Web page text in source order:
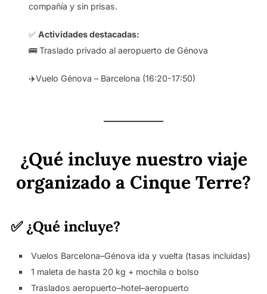
compañía y sin prisas.
✅ Actividades destacadas:
🚌 Traslado privado al aeropuerto de Génova
✈️Vuelo Génova – Barcelona (16:20-17:50)
¿Qué incluye nuestro viaje
organizado a Cinque Terre?
✅ ¿Qué incluye?
Vuelos Barcelona–Génova ida y vuelta (tasas incluidas)
1 maleta de hasta 20 kg + mochila o bolso
Traslados aeropuerto–hotel–aeropuerto